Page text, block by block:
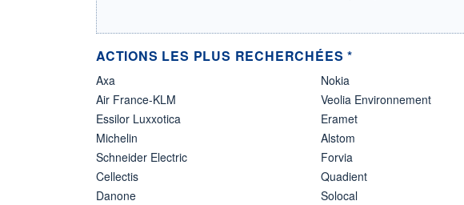
ACTIONS LES PLUS RECHERCHÉES *
Axa
Air France-KLM
Essilor Luxxotica
Michelin
Schneider Electric
Cellectis
Danone
Nokia
Veolia Environnement
Eramet
Alstom
Forvia
Quadient
Solocal